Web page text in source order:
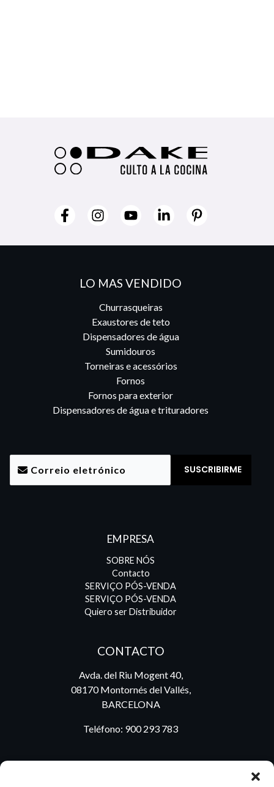
LO MAS VENDIDO
Churrasqueiras
Exaustores de teto
Dispensadores de água
Sumidouros
Torneiras e acessórios
Fornos
Fornos para exterior
Dispensadores de água e trituradores
EMPRESA
SOBRE NÓS
Contacto
SERVIÇO PÓS-VENDA
SERVIÇO PÓS-VENDA
Quiero ser Distribuidor
CONTACTO
Avda. del Riu Mogent 40,
08170 Montornés del Vallés,
BARCELONA
Teléfono: 900 293 783